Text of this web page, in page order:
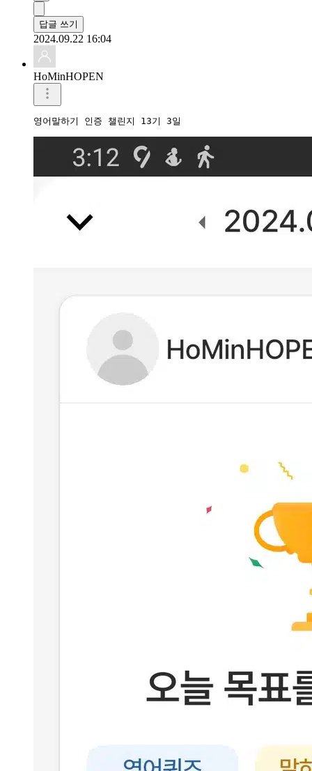
답글 쓰기
2024.09.22 16:04
HoMinHOPEN